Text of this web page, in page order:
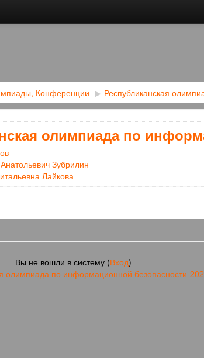
Конференции ▶︎ Республиканская
олимпиада по
Зубрилин
Лайкова
Вы не вошли в систему (Вход)
олимпиада по информационной безопасности-